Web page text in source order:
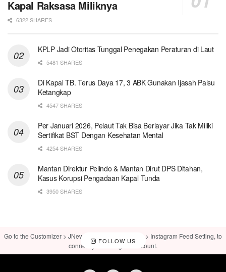
Kapal Raksasa Miliknya
6322 SHARES
KPLP Jadi Otoritas Tunggal Penegakan Peraturan di Laut
5481 SHARES
Di Kapal TB. Terus Daya 17, 3 ABK Gunakan Ijasah Palsu
Ketangkap
4547 SHARES
Per Januari 2026, Pelaut Tak Bisa Berlayar Jika Tak Miliki
Sertifikat BST Dengan Kesehatan Mental
4254 SHARES
Mantan Direktur Pelindo & Mantan Dirut DPS Ditahan,
Kasus Korupsi Pengadaan Kapal Tunda
3950 SHARES
FOLLOW US
Go to the Customizer > JNews : Social, Like & View > Instagram Feed Setting, to
connect your Instagram account.